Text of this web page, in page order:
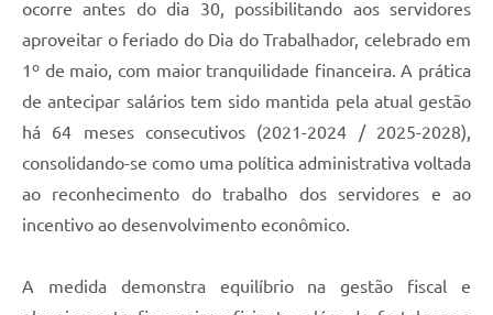
ocorre antes do dia 30, possibilitando aos servidores
aproveitar o feriado do Dia do Trabalhador, celebrado em
1º de maio, com maior tranquilidade financeira. A prática
de antecipar salários tem sido mantida pela atual gestão
há 64 meses consecutivos (2021-2024 / 2025-2028),
consolidando-se como uma política administrativa voltada
ao reconhecimento do trabalho dos servidores e ao
incentivo ao desenvolvimento econômico.
A medida demonstra equilíbrio na gestão fiscal e